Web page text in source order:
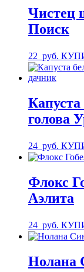
Чистец
Поиск
22 руб.
голова
24 руб.
Флокс
Аэлита
24 руб.
Нолана